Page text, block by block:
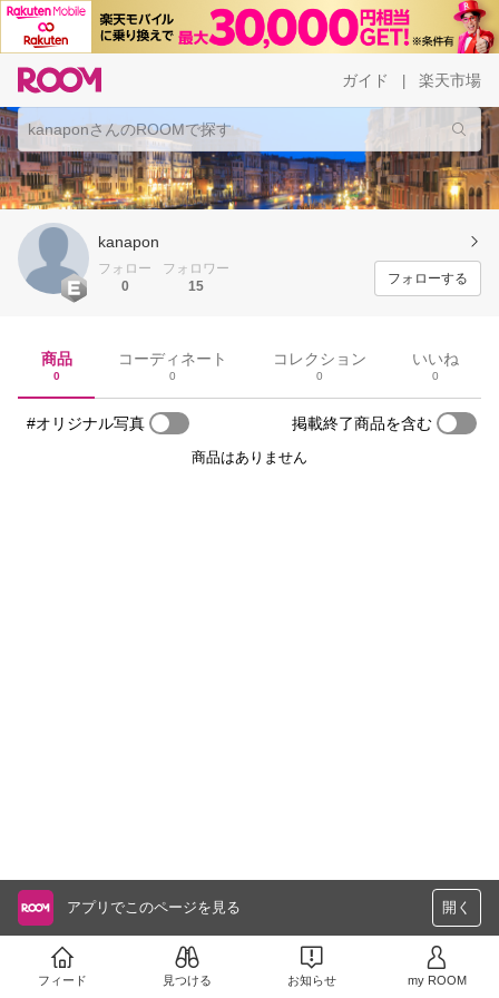
ガイド 楽天市場
kanapon
フォロー
0
フォロワー
15
フォローする
商品
0
コーディネート
0
コレクション
0
いいね
0
#オリジナル写真 掲載終了商品を含む
商品はありません
アプリでこのページを見る 開く
フィード 見つける お知らせ my ROOM